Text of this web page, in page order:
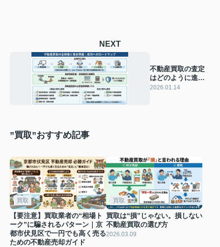
NEXT
不動産買取の査定
はどのように進め
るべき？手順や準
2026.01.14
”買取”おすすめ記事
買取
【要注意】買取業者の“相場ト
ーク”に騙されるパターン｜京
都市伏見区で一円でも高く売る
ための不動産売却ガイド
買取
買取は“損”じゃない。損しない
不動産買取の選び方
2026.03.09